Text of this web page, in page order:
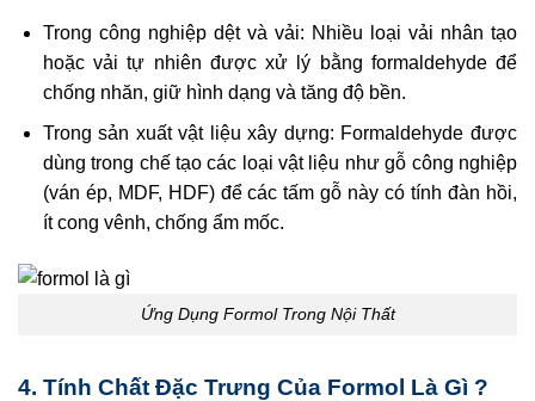
Trong công nghiệp dệt và vải: Nhiều loại vải nhân tạo
hoặc vải tự nhiên được xử lý bằng formaldehyde để
chống nhăn, giữ hình dạng và tăng độ bền.
Trong sản xuất vật liệu xây dựng: Formaldehyde được
dùng trong chế tạo các loại vật liệu như gỗ công nghiệp
(ván ép, MDF, HDF) để các tấm gỗ này có tính đàn hồi,
ít cong vênh, chống ẩm mốc.
Ứng Dụng Formol Trong Nội Thất
4. Tính Chất Đặc Trưng Của Formol Là Gì ?